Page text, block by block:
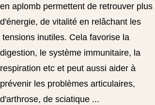
en aplomb permettent de retrouver plus
d'énergie, de vitalité en relâchant les
tensions inutiles. Cela favorise la
digestion, le système immunitaire, la
respiration etc et peut aussi aider à
prévenir les problèmes articulaires,
d'arthrose, de sciatique ...